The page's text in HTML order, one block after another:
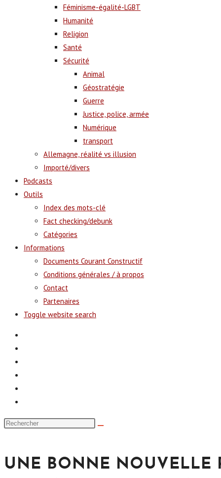
Féminisme-égalité-LGBT
Humanité
Religion
Santé
Sécurité
Animal
Géostratégie
Guerre
Justice, police, armée
Numérique
transport
Allemagne, réalité vs illusion
Importé/divers
Podcasts
Outils
Index des mots-clé
Fact checking/debunk
Catégories
Informations
Documents Courant Constructif
Conditions générales / à propos
Contact
Partenaires
Toggle website search
UNE BONNE NOUVELLE